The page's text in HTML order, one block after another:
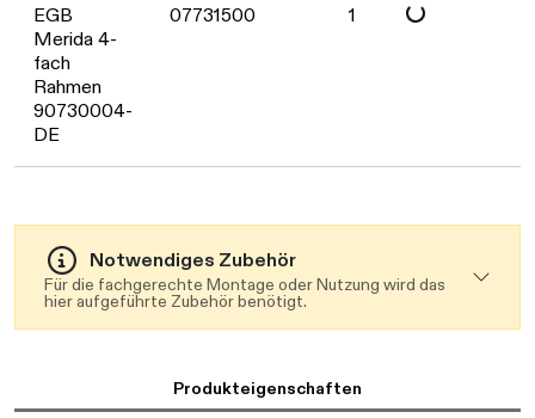
EGB
Merida 4-
fach
Rahmen
90730004-
DE
07731500 1 Daten werden
Notwendiges Zubehör
Für die fachgerechte Montage oder Nutzung wird das
hier aufgeführte Zubehör benötigt.
Produkteigenschaften